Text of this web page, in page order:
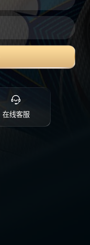
在线客服